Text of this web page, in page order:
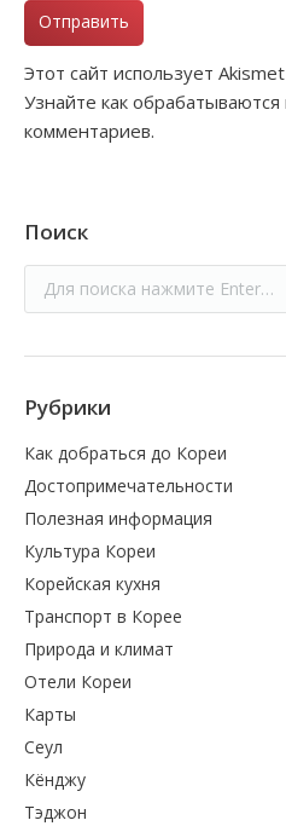
Отправить
Этот сайт использует
Узнайте как
комментариев.
Поиск
Рубрики
Как добраться до Кореи
Достопримечательности
Полезная информация
Культура Кореи
Корейская кухня
Транспорт в Корее
Природа и климат
Отели Кореи
Карты
Сеул
Кёнджу
Тэджон